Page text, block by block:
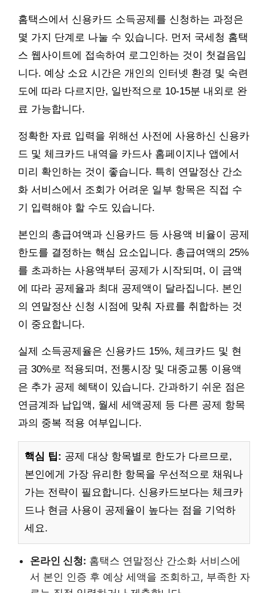
홈택스에서 신용카드 소득공제를 신청하는 과정은
몇 가지 단계로 나눌 수 있습니다. 먼저 국세청 홈택
스 웹사이트에 접속하여 로그인하는 것이 첫걸음입
니다. 예상 소요 시간은 개인의 인터넷 환경 및 숙련
도에 따라 다르지만, 일반적으로 10-15분 내외로 완
료 가능합니다.
정확한 자료 입력을 위해선 사전에 사용하신 신용카
드 및 체크카드 내역을 카드사 홈페이지나 앱에서
미리 확인하는 것이 좋습니다. 특히 연말정산 간소
화 서비스에서 조회가 어려운 일부 항목은 직접 수
기 입력해야 할 수도 있습니다.
본인의 총급여액과 신용카드 등 사용액 비율이 공제
한도를 결정하는 핵심 요소입니다. 총급여액의 25%
를 초과하는 사용액부터 공제가 시작되며, 이 금액
에 따라 공제율과 최대 공제액이 달라집니다. 본인
의 연말정산 신청 시점에 맞춰 자료를 취합하는 것
이 중요합니다.
실제 소득공제율은 신용카드 15%, 체크카드 및 현
금 30%로 적용되며, 전통시장 및 대중교통 이용액
은 추가 공제 혜택이 있습니다. 간과하기 쉬운 점은
연금계좌 납입액, 월세 세액공제 등 다른 공제 항목
과의 중복 적용 여부입니다.
핵심 팁: 공제 대상 항목별로 한도가 다르므로,
본인에게 가장 유리한 항목을 우선적으로 채워나
가는 전략이 필요합니다. 신용카드보다는 체크카
드나 현금 사용이 공제율이 높다는 점을 기억하
세요.
온라인 신청: 홈택스 연말정산 간소화 서비스에
서 본인 인증 후 예상 세액을 조회하고, 부족한 자